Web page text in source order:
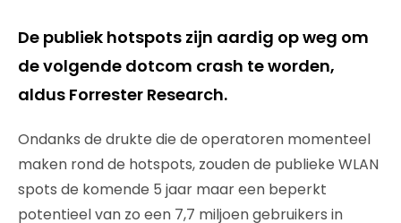
De publiek hotspots zijn aardig op weg om
de volgende dotcom crash te worden,
aldus Forrester Research.
Ondanks de drukte die de operatoren momenteel
maken rond de hotspots, zouden de publieke WLAN
spots de komende 5 jaar maar een beperkt
potentieel van zo een 7,7 miljoen gebruikers in